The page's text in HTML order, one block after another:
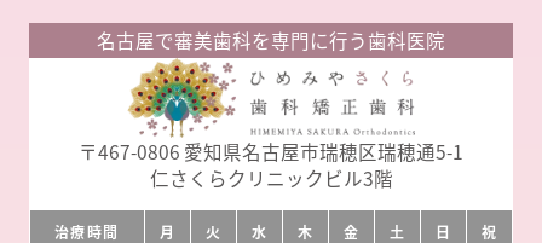
名古屋で審美歯科を専門に行う歯科医院
〒467-0806 愛知県名古屋市瑞穂区瑞穂通5-1
仁さくらクリニックビル3階
治療時間 月 火 水 木 金 土 日 祝